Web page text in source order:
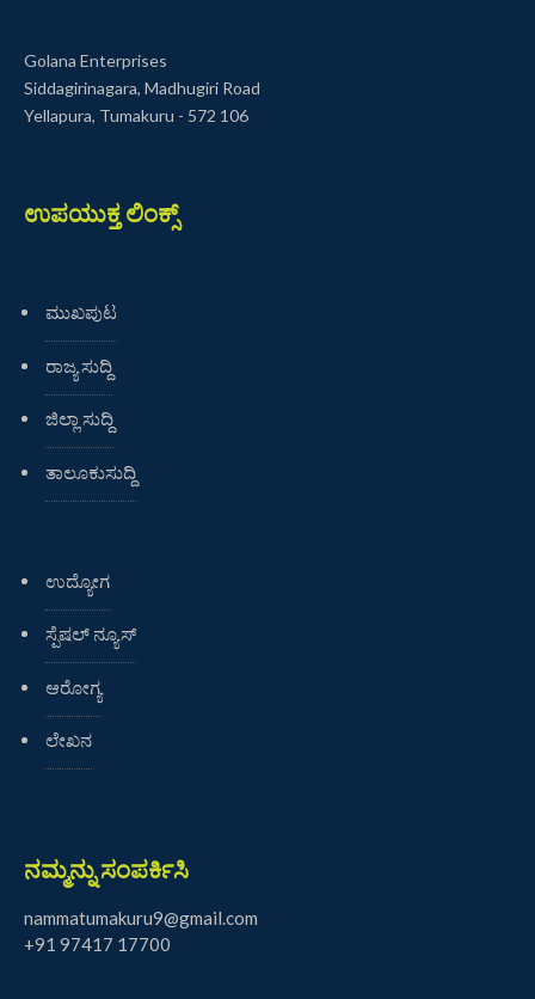
Golana Enterprises
Siddagirinagara, Madhugiri Road
Yellapura, Tumakuru - 572 106
ಉಪಯುಕ್ತ ಲಿಂಕ್ಸ್
ಮುಖಪುಟ
ರಾಜ್ಯ ಸುದ್ದಿ
ಜಿಲ್ಲಾ ಸುದ್ದಿ
ತಾಲೂಕುಸುದ್ದಿ
ಉದ್ಯೋಗ
ಸ್ಪೆಷಲ್ ನ್ಯೂಸ್
ಆರೋಗ್ಯ
ಲೇಖನ
ನಮ್ಮನ್ನು ಸಂಪರ್ಕಿಸಿ
nammatumakuru9@gmail.com
+91 97417 17700